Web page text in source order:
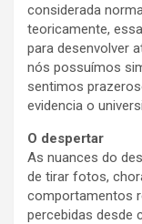
considerada
teoricamente,
para desenvolver
nós possuímos
sentimos
evidencia o
O despertar
As nuances do
de tirar fotos,
comportamentos
percebidas desde